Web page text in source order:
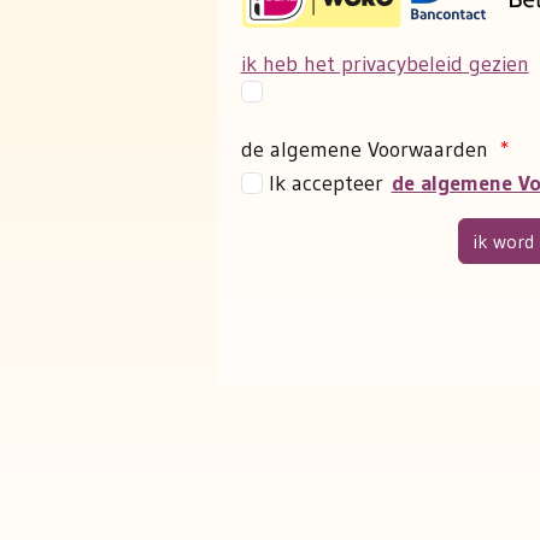
ik heb het privacybeleid gezien
de algemene Voorwaarden *
Ik accepteer de algemene